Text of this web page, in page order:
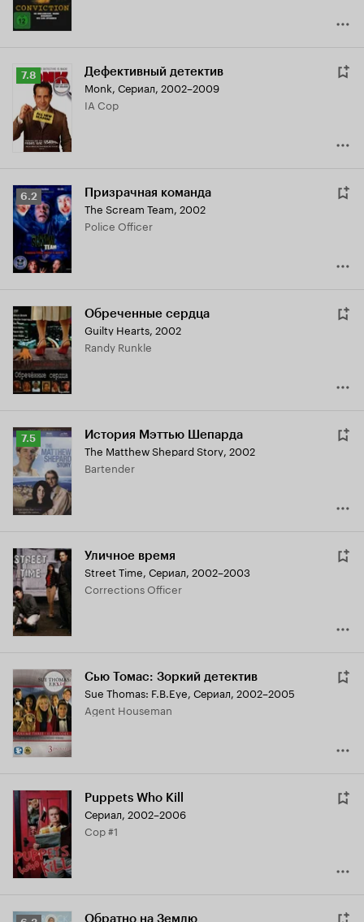
Рейтинг
Кинопоиска
7.8
7.8 Дефективный детектив
Monk, Сериал, 2002–2009
IA Cop
Рейтинг
Кинопоиска
6.2
6.2 Призрачная команда
The Scream Team, 2002
Police Officer
Обреченные сердца
Guilty Hearts, 2002
Randy Runkle
Рейтинг
Кинопоиска
7.5
7.5 История Мэттью Шепарда
The Matthew Shepard Story, 2002
Bartender
Уличное время
Street Time, Сериал, 2002–2003
Corrections Officer
Сью Томас: Зоркий детектив
Sue Thomas: F.B.Eye, Сериал, 2002–2005
Agent Houseman
Puppets Who Kill
Сериал, 2002–2006
Cop #1
Обратно на Землю